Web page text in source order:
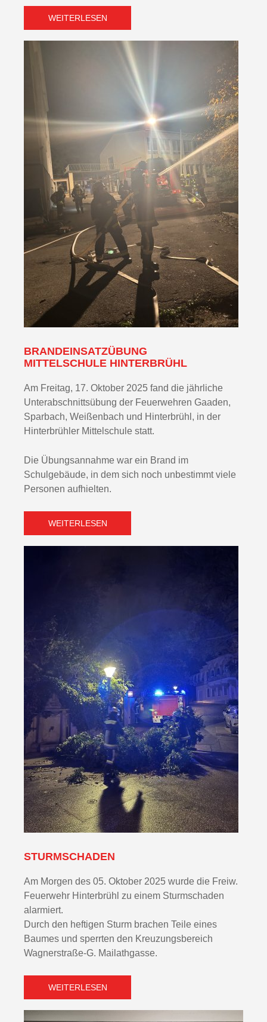
WEITERLESEN
BRANDEINSATZÜBUNG
MITTELSCHULE HINTERBRÜHL
Am Freitag, 17. Oktober 2025 fand die jährliche
Unterabschnittsübung der Feuerwehren Gaaden,
Sparbach, Weißenbach und Hinterbrühl, in der
Hinterbrühler Mittelschule statt.
Die Übungsannahme war ein Brand im
Schulgebäude, in dem sich noch unbestimmt viele
Personen aufhielten.
WEITERLESEN
STURMSCHADEN
Am Morgen des 05. Oktober 2025 wurde die Freiw.
Feuerwehr Hinterbrühl zu einem Sturmschaden
alarmiert.
Durch den heftigen Sturm brachen Teile eines
Baumes und sperrten den Kreuzungsbereich
Wagnerstraße-G. Mailathgasse.
WEITERLESEN